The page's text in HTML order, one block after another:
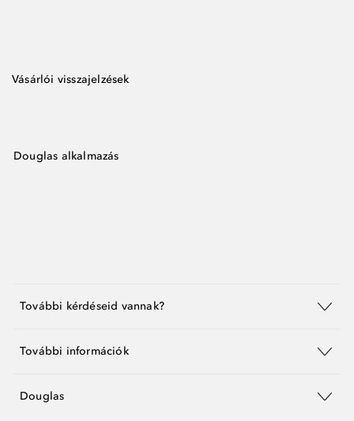
Vásárlói visszajelzések
Douglas alkalmazás
További kérdéseid vannak?
További információk
Douglas